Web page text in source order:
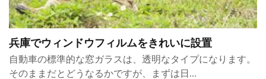
兵庫でウィンドウフィルムをきれいに設置
自動車の標準的な窓ガラスは、透明なタイプになります。
そのままだとどうなるかですが、まずは日...